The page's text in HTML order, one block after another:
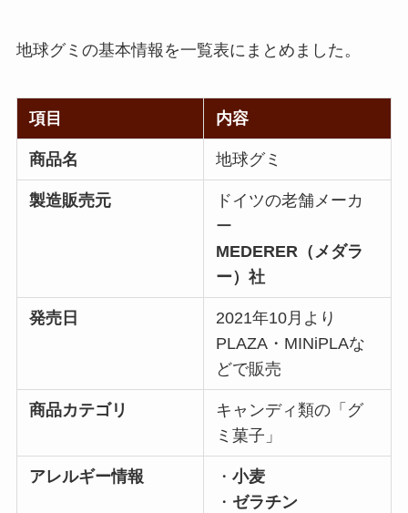
地球グミの基本情報を一覧表にまとめました。
項目 内容
商品名 地球グミ
製造販売元
ドイツの老舗メーカ
ー
MEDERER（メダラ
ー）社
発売日
2021年10月より
PLAZA・MINiPLAな
どで販売
商品カテゴリ
キャンディ類の「グ
ミ菓子」
アレルギー情報 ・小麦
・ ゼラチン